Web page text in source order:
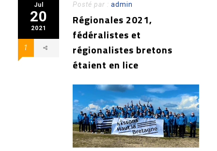
Jul
20
2021
1
Posté par :admin
Régionales 2021,
fédéralistes et
régionalistes bretons
étaient en lice